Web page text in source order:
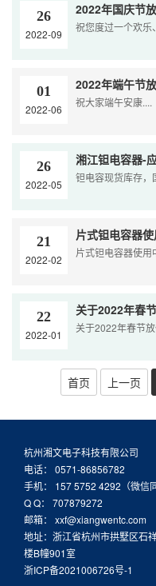
26
2022-09
2022年国庆节
祝您度过一个欢乐
01
2022-06
2022年端午节
祝大家端午安康....
26
2022-05
湘江钽电容器-
钽电容现货库存，
21
2022-02
片式钽电容器
片式钽电容器使用
22
2022-01
关于2022年春
关于2022年春节
首页 上一页
杭州湘文电子科技有限公司
电话： 0571-86856782
手机： 157 5752 4292（微信同
Q Q： 707879272
邮箱： xxf@xiangwentc.com
地址：浙江省杭州市拱墅区石
楼B幢901室
浙ICP备2021006726号-1